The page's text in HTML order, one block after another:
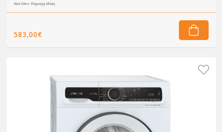
Κατόπιν Παραγγελίας
583,00€